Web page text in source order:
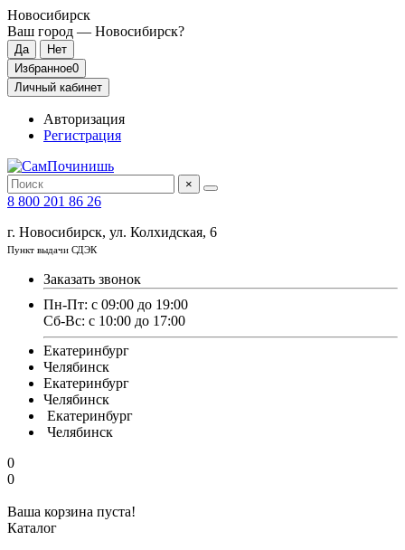
Новосибирск
Ваш город — Новосибирск?
Избранное0
Личный кабинет
Авторизация
Регистрация
×
8 800 201 86 26
г. Новосибирск, ул. Колхидская, 6
Пункт выдачи СДЭК
Заказать звонок
Пн-Пт: с 09:00 до 19:00
Сб-Вс: с 10:00 до 17:00
Екатеринбург
Челябинск
Екатеринбург
Челябинск
Екатеринбург
Челябинск
0
0
Ваша корзина пуста!
Каталог